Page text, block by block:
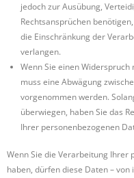
jedoch zur Ausübung,
Rechtsansprüchen
die Einschränkung der
verlangen.
Wenn Sie einen Widerspruch
muss eine Abwägung
vorgenommen werden.
überwiegen, haben Sie das
Ihrer personenbezogenen
Wenn Sie die Verarbeitung Ihrer
haben, dürfen diese Daten –